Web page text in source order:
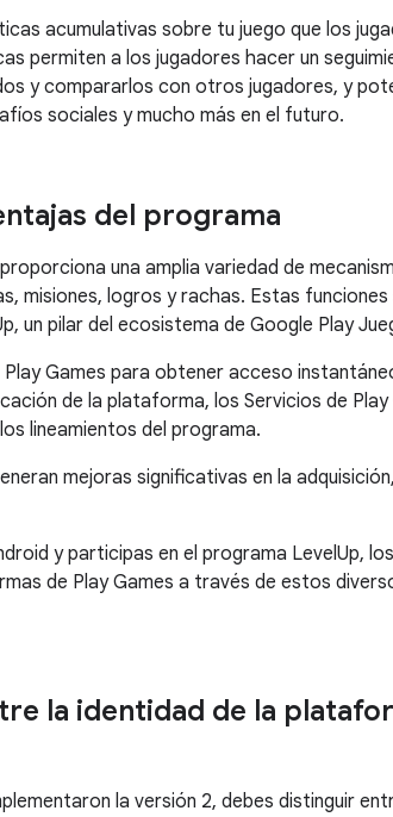
acumulativas sobre tu juego que los
permiten a los jugadores hacer un
y compararlos con otros jugadores, y
sociales y mucho más en el futuro.
del programa
una amplia variedad de
misiones, logros y rachas. Estas
un pilar del ecosistema de Google Play
Games para obtener acceso
de la plataforma, los Servicios de Play
lineamientos del programa.
mejoras significativas en la
y participas en el programa LevelUp,
de Play Games a través de estos
la identidad de la
la versión 2, debes distinguir